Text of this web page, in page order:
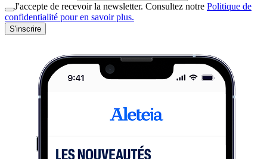
J'accepte de recevoir la newsletter. Consultez notre Politique de
confidentialité pour en savoir plus.
S'inscrire